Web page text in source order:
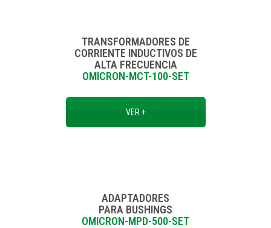
TRANSFORMADORES DE
CORRIENTE INDUCTIVOS DE
ALTA FRECUENCIA
OMICRON-MCT-100-SET
VER +
ADAPTADORES
PARA BUSHINGS
OMICRON-MPD-500-SET